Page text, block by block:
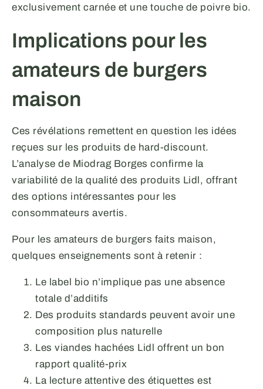
exclusivement carnée et une touche de poivre bio.
Implications pour les
amateurs de burgers
maison
Ces révélations remettent en question les idées
reçues sur les produits de hard-discount.
L’analyse de Miodrag Borges confirme la
variabilité de la qualité des produits Lidl, offrant
des options intéressantes pour les
consommateurs avertis.
Pour les amateurs de burgers faits maison,
quelques enseignements sont à retenir :
Le label bio n’implique pas une absence
totale d’additifs
Des produits standards peuvent avoir une
composition plus naturelle
Les viandes hachées Lidl offrent un bon
rapport qualité-prix
La lecture attentive des étiquettes est